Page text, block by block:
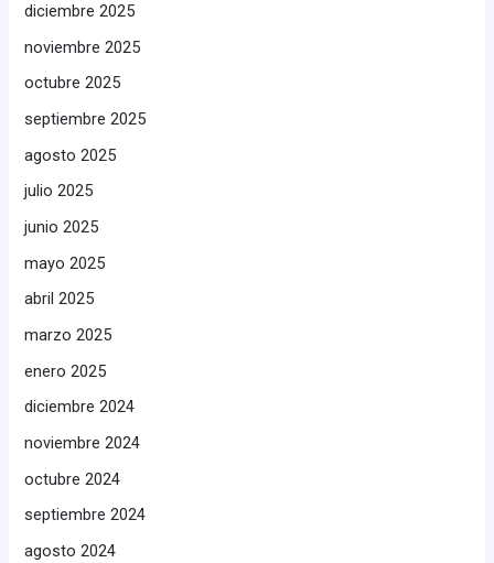
diciembre 2025
noviembre 2025
octubre 2025
septiembre 2025
agosto 2025
julio 2025
junio 2025
mayo 2025
abril 2025
marzo 2025
enero 2025
diciembre 2024
noviembre 2024
octubre 2024
septiembre 2024
agosto 2024